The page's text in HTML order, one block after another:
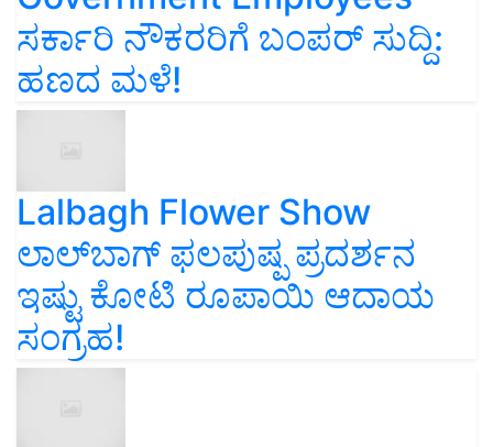
ಸರ್ಕಾರಿ ನೌಕರರಿಗೆ ಬಂಪರ್‌ ಸುದ್ದಿ:
ಹಣದ ಮಳೆ!
Lalbagh Flower Show
ಲಾಲ್‌ಬಾಗ್ ಫಲಪುಷ್ಪ ಪ್ರದರ್ಶನ
ಇಷ್ಟು ಕೋಟಿ ರೂಪಾಯಿ ಆದಾಯ
ಸಂಗ್ರಹ!